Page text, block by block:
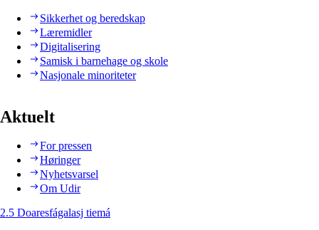
Sikkerhet og beredskap
Læremidler
Digitalisering
Samisk i barnehage og skole
Nasjonale minoriteter
Aktuelt
For pressen
Høringer
Nyhetsvarsel
Om Udir
2.5 Doaresfágalasj tiemá